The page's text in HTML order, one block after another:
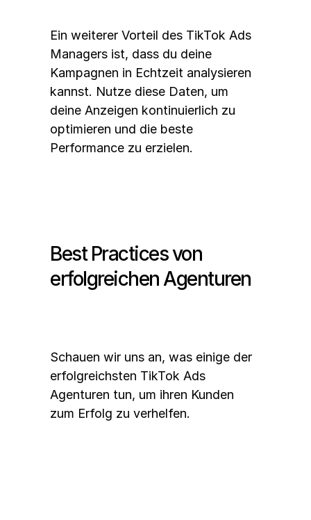
Ein weiterer Vorteil des TikTok Ads
Managers ist, dass du deine
Kampagnen in Echtzeit analysieren
kannst. Nutze diese Daten, um
deine Anzeigen kontinuierlich zu
optimieren und die beste
Performance zu erzielen.
Best Practices von
erfolgreichen Agenturen
Schauen wir uns an, was einige der
erfolgreichsten TikTok Ads
Agenturen tun, um ihren Kunden
zum Erfolg zu verhelfen.